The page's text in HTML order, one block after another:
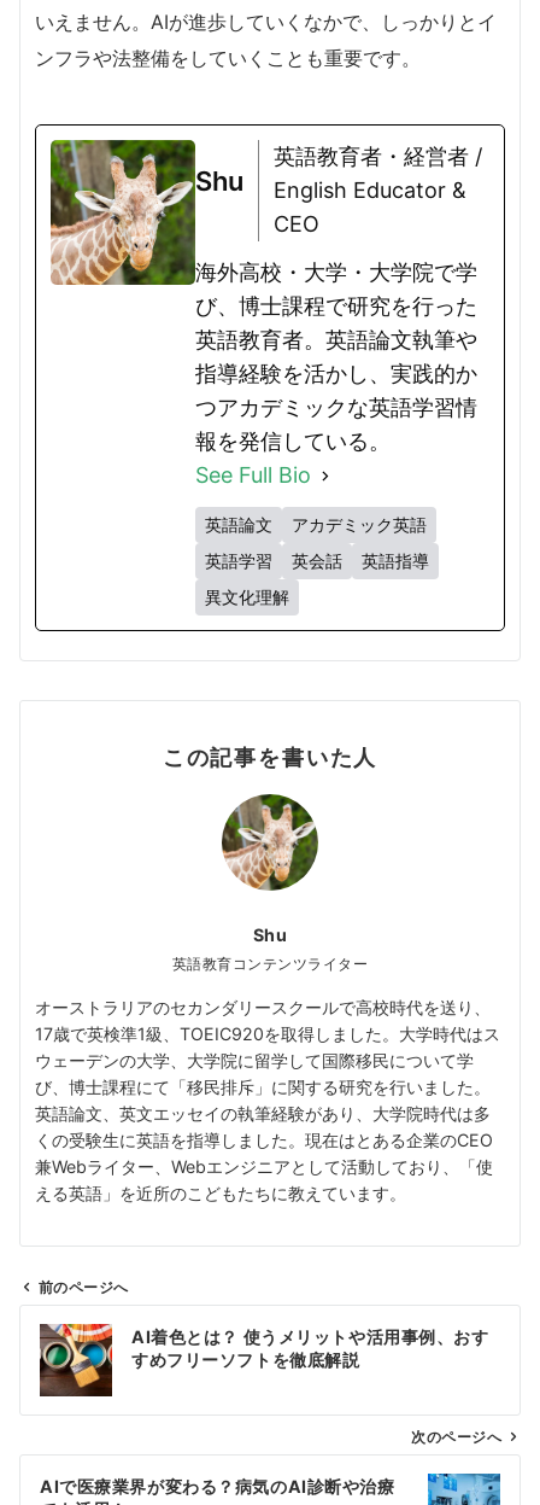
いえません。AIが進歩していくなかで、しっかりとイ
ンフラや法整備をしていくことも重要です。
Shu
英語教育者・経営者 /
English Educator &
CEO
海外高校・大学・大学院で学
び、博士課程で研究を行った
英語教育者。英語論文執筆や
指導経験を活かし、実践的か
つアカデミックな英語学習情
報を発信している。
See Full Bio
英語論文
アカデミック英語
英語学習
英会話
英語指導
異文化理解
この記事を書いた人
Shu
英語教育コンテンツライター
オーストラリアのセカンダリースクールで高校時代を送り、
17歳で英検準1級、TOEIC920を取得しました。大学時代はス
ウェーデンの大学、大学院に留学して国際移民について学
び、博士課程にて「移民排斥」に関する研究を行いました。
英語論文、英文エッセイの執筆経験があり、大学院時代は多
くの受験生に英語を指導しました。現在はとある企業のCEO
兼Webライター、Webエンジニアとして活動しており、「使
える英語」を近所のこどもたちに教えています。
ビ
前のページへ
AI着色とは？ 使うメリットや活用事例、おす
すめフリーソフトを徹底解説
次のページへ
AIで医療業界が変わる？病気のAI診断や治療